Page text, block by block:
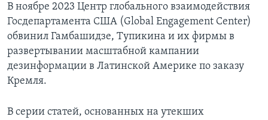
В ноябре 2023 Центр глобального взаимодействия
Госдепартамента США (Global Engagement Center)
обвинил Гамбашидзе, Тупикина и их фирмы в
развертывании масштабной кампании
дезинформации в Латинской Америке по заказу
Кремля.
В серии статей, основанных на утекших